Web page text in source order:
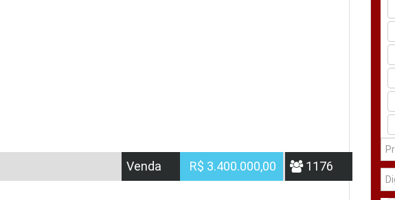
Venda R$ 3.400.000,00 1176